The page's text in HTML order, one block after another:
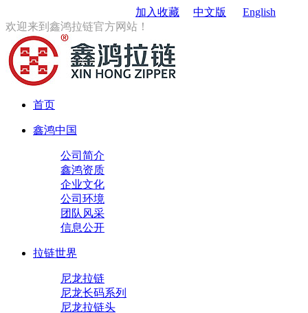
加入收藏 中文版
English
欢迎来到鑫鸿拉链官方网站！
首页
鑫鸿中国
公司简介
鑫鸿资质
企业文化
公司环境
团队风采
信息公开
拉链世界
尼龙拉链
尼龙长码系列
尼龙拉链头